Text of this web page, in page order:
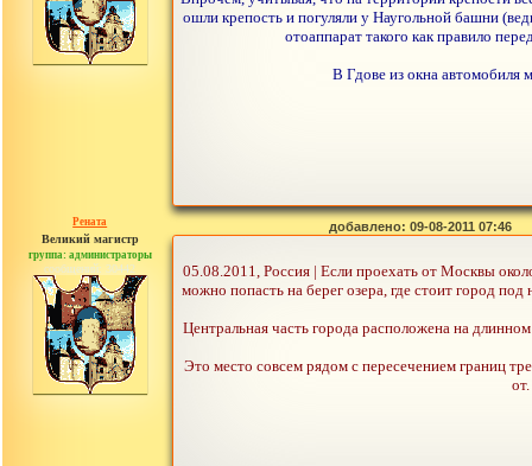
ошли крепость и погуляли у Наугольной башни
отоаппарат такого как правило
В Гдове из окна автомобиля
Рената
Великий магистр
группа: администраторы
сообщений: 30442
добавлено: 09-08-2011 07:46
05.08.2011, Россия | Если проехать от Москвы
можно попасть на берег озера, где стоит город
Центральная часть города расположена на
Это место совсем рядом с пересечением границ